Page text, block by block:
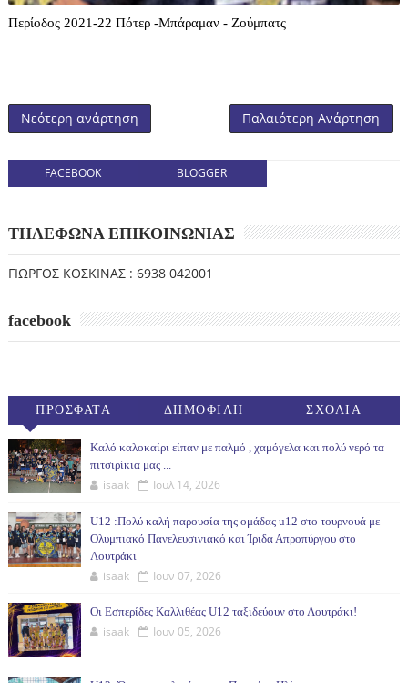
Περίοδος 2021-22 Πότερ -Μπάραμαν - Ζούμπατς
Νεότερη ανάρτηση Παλαιότερη Ανάρτηση
FACEBOOK BLOGGER
ΤΗΛΕΦΩΝΑ ΕΠΙΚΟΙΝΩΝΙΑΣ
ΓΙΩΡΓΟΣ ΚΟΣΚΙΝΑΣ : 6938 042001
facebook
ΠΡΟΣΦΑΤΑ ΔΗΜΟΦΙΛΗ ΣΧΟΛΙΑ
Καλό καλοκαίρι είπαν με παλμό , χαμόγελα και πολύ νερό τα
πιτσιρίκια μας ...
isaak Ιουλ 14, 2026
U12 :Πολύ καλή παρουσία της ομάδας u12 στο τουρνουά με
Ολυμπιακό Πανελευσινιακό και Ίριδα Απροπύργου στο
Λουτράκι
isaak Ιουν 07, 2026
Οι Εσπερίδες Καλλιθέας U12 ταξιδεύουν στο Λουτράκι!
isaak Ιουν 05, 2026